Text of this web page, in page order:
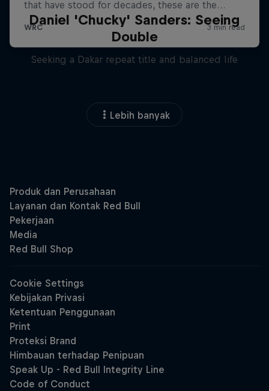
Daniel 'Chucky' Sanders: Seeing
Double
Seeking a Dakar repeat title and balanced life
Lebih banyak